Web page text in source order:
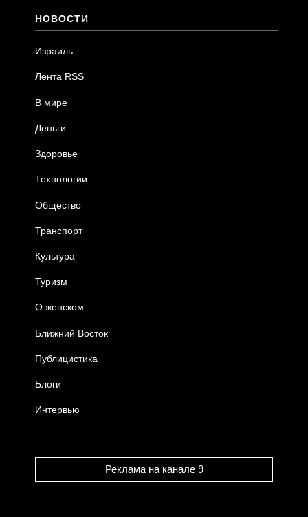
НОВОСТИ
Израиль
Лента RSS
В мире
Деньги
Здоровье
Технологии
Общество
Транспорт
Культура
Туризм
О женском
Ближний Восток
Публицистика
Блоги
Интервью
Реклама на канале 9